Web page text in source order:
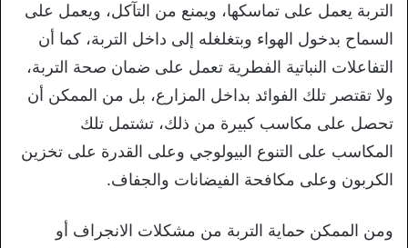
التربة يعمل على تماسكها، ويمنع من التآكل، ويعمل على
السماح بدخول الهواء وبتغلغله إلى داخل التربة، كما أن
التفاعلات النباتية الفطرية تعمل على ضمان صحة التربة،
ولا تقتصر تلك الفوائد بداخل المزارع، بل من الممكن أن
تحصل على مكاسب كبيرة من ذلك، تشتمل تلك
المكاسب على التنوع البيولوجي وعلى القدرة على تخزين
الكربون وعلى مكافحة الفيضانات والجفاف.
ومن الممكن حماية التربة من مشكلات الانجراف أو